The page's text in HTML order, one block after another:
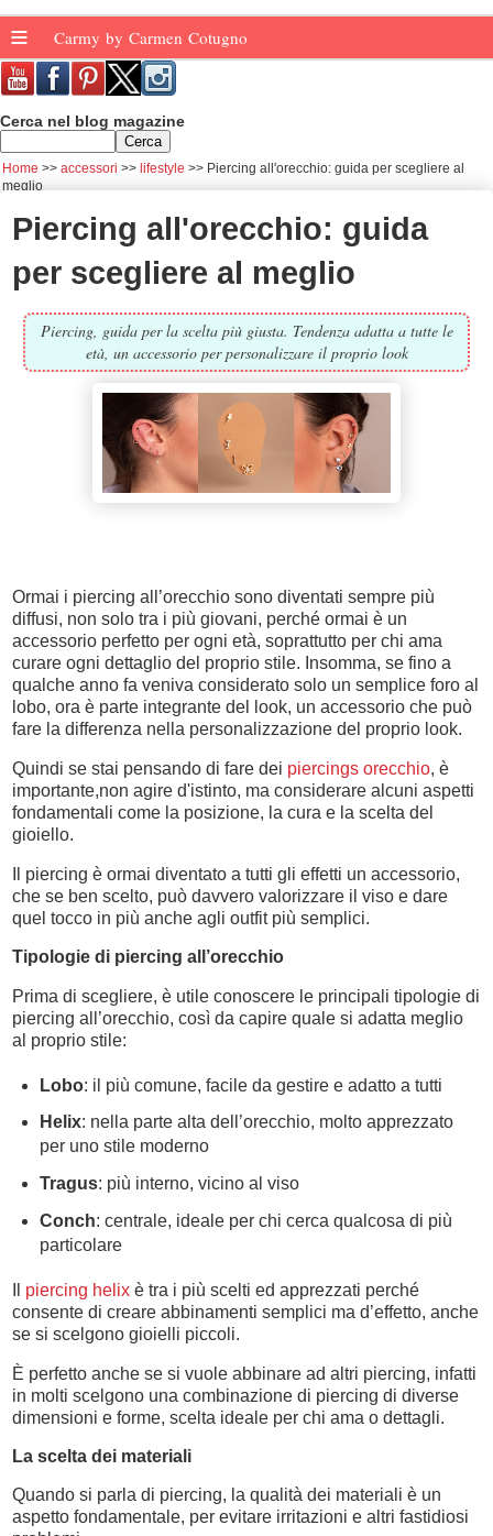
≡ Carmy by Carmen Cotugno
Cerca nel blog magazine
Home accessori lifestyle
Piercing all'orecchio: guida per scegliere al
meglio
Piercing all'orecchio: guida
per scegliere al meglio
Piercing, guida per la scelta più giusta. Tendenza adatta a tutte le
età, un accessorio per personalizzare il proprio look
Ormai i piercing all’orecchio sono diventati sempre più
diffusi, non solo tra i più giovani, perché ormai è un
accessorio perfetto per ogni età, soprattutto per chi ama
curare ogni dettaglio del proprio stile. Insomma, se fino a
qualche anno fa veniva considerato solo un semplice foro al
lobo, ora è parte integrante del look, un accessorio che può
fare la differenza nella personalizzazione del proprio look.
Quindi se stai pensando di fare dei piercings orecchio, è
importante,non agire d'istinto, ma considerare alcuni aspetti
fondamentali come la posizione, la cura e la scelta del
gioiello.
Il piercing è ormai diventato a tutti gli effetti un accessorio,
che se ben scelto, può davvero valorizzare il viso e dare
quel tocco in più anche agli outfit più semplici.
Tipologie di piercing all’orecchio
Prima di scegliere, è utile conoscere le principali tipologie di
piercing all’orecchio, così da capire quale si adatta meglio
al proprio stile:
Lobo: il più comune, facile da gestire e adatto a tutti
Helix: nella parte alta dell’orecchio, molto apprezzato
per uno stile moderno
Tragus: più interno, vicino al viso
Conch: centrale, ideale per chi cerca qualcosa di più
particolare
piercing helix è tra i più scelti ed apprezzati perché
consente di creare abbinamenti semplici ma d’effetto, anche
se si scelgono gioielli piccoli.
È perfetto anche se si vuole abbinare ad altri piercing, infatti
in molti scelgono una combinazione di piercing di diverse
dimensioni e forme, scelta ideale per chi ama o dettagli.
La scelta dei materiali
Quando si parla di piercing, la qualità dei materiali è un
aspetto fondamentale, per evitare irritazioni e altri fastidiosi